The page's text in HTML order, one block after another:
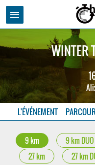
menu
WINTER
L'ÉVÉNEMENT
9 km 9 km DUO
27 km
27 km